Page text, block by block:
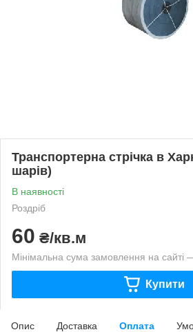
Транспортерна стрічка в
шарів)
В наявності
Роздріб
60 ₴/кв.м
Мінімальна сума замовлення на сайті
Купити
Опис Доставка Оплата